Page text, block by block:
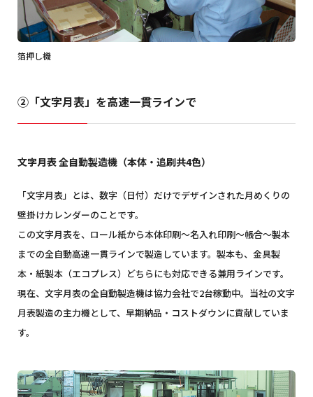
箔押し機
②「文字月表」を高速一貫ラインで
文字月表 全自動製造機（本体・追刷共4色）
「文字月表」とは、数字（日付）だけでデザインされた月めくりの
壁掛けカレンダーのことです。
この文字月表を、ロール紙から本体印刷～名入れ印刷～帳合～製本
までの全自動高速一貫ラインで製造しています。製本も、金具製
本・紙製本（エコプレス）どちらにも対応できる兼用ラインです。
現在、文字月表の全自動製造機は協力会社で2台稼動中。当社の文字
月表製造の主力機として、早期納品・コストダウンに貢献していま
す。